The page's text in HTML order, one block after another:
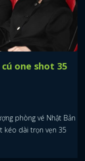
one shot 35
phòng vé Nhật Bản
kéo dài trọn vẹn 35